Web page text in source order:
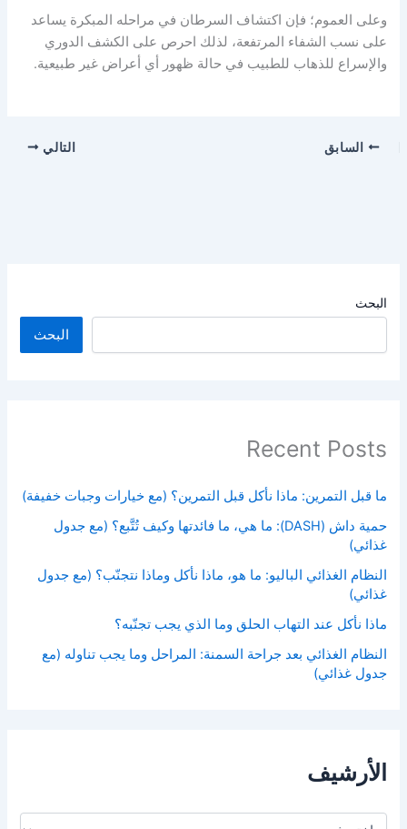
البحث
البحث
Recent Posts
ما قبل التمرين: ماذا نأكل قبل التمرين؟ (مع خيارات وجبات خفيفة)
حمية داش (DASH): ما هي، ما فائدتها وكيف تُتَّبع؟ (مع جدول
غذائي)
النظام الغذائي الباليو: ما هو، ماذا نأكل وماذا نتجنّب؟ (مع جدول
غذائي)
ماذا نأكل عند التهاب الحلق وما الذي يجب تجنّبه؟
النظام الغذائي بعد جراحة السمنة: المراحل وما يجب تناوله (مع
جدول غذائي)
الأرشيف
وعلى العموم؛ فإن اكتشاف السرطان في مراحله المبكرة يساعد
على نسب الشفاء المرتفعة، لذلك احرص على الكشف الدوري
والإسراع للذهاب للطبيب في حالة ظهور أي أعراض غير طبيعية.
السابق التالي